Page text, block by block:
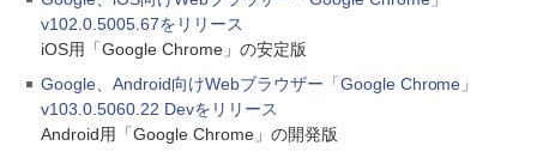
v102.0.5005.67をリリース
iOS用「Google Chrome」の安定版
Google、Android向けWebブラウザー「Google Chrome」
v103.0.5060.22 Devをリリース
Android用「Google Chrome」の開発版